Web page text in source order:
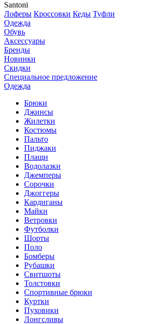
Santoni
Лоферы Кроссовки Кеды Туфли
Одежда
Обувь
Аксессуары
Бренды
Новинки
Скидки
Специальное предложение
Одежда
Брюки
Джинсы
Жилетки
Костюмы
Пальто
Пиджаки
Плащи
Водолазки
Джемперы
Сорочки
Джоггеры
Кардиганы
Майки
Ветровки
Футболки
Шорты
Поло
Бомберы
Рубашки
Свитшоты
Толстовки
Спортивные брюки
Куртки
Пуховики
Лонгсливы